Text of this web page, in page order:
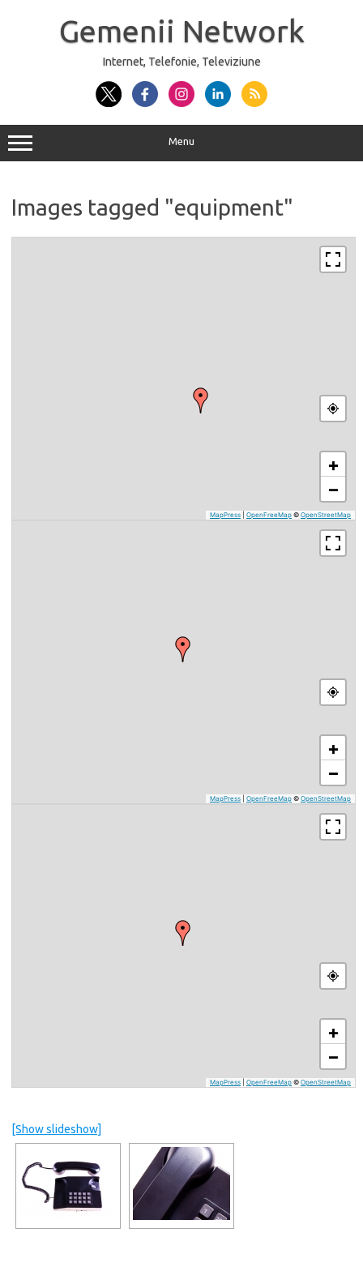
Gemenii Network
Internet, Telefonie, Televiziune
Menu
Images tagged "equipment"
+
−
MapPress OpenFreeMap © OpenStreetMap
+
−
MapPress OpenFreeMap © OpenStreetMap
+
−
MapPress OpenFreeMap © OpenStreetMap
[Show slideshow]